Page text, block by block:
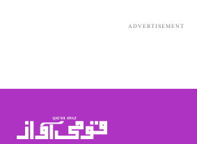
ADVERTISEMENT